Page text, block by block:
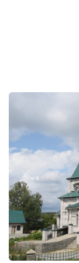
Троицкого, где
радостью
Жгунов,
прибывшие на
Нынешний год
назад, 1 мая 1994
здании ДОСААФ
праздник
освящены и
год 90-летия
года, произошло